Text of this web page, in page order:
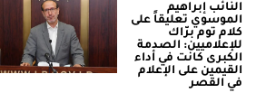
النائب إبراهيم
الموسوي تعليقاً على
كلام توم برّاك
للإعلاميين: الصدمة
الكبرى كانت في أداء
القيمين على ‏الإعلام
في القصر